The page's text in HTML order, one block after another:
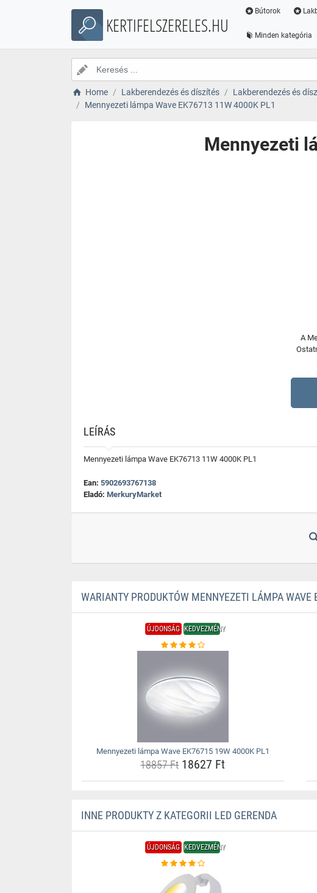
KERTIFELSZERELES.HU
Bútorok
Minden kategória
Home Lakberendezés és díszítés Lakberendezés és
Mennyezeti lámpa Wave EK76713 11W 4000K PL1
Mennyezeti
A
LEÍRÁS
Mennyezeti lámpa Wave EK76713 11W 4000K PL1
Ean: 5902693767138
Eladó: MerkuryMarket
WARIANTY PRODUKTÓW MENNYEZETI LÁMPA
ÚJDONSÁG KEDVEZMÉNY
Mennyezeti lámpa Wave EK76715 19W 4000K PL1
18857 Ft18627 Ft
INNE PRODUKTY Z KATEGORII LED GERENDA
ÚJDONSÁG KEDVEZMÉNY